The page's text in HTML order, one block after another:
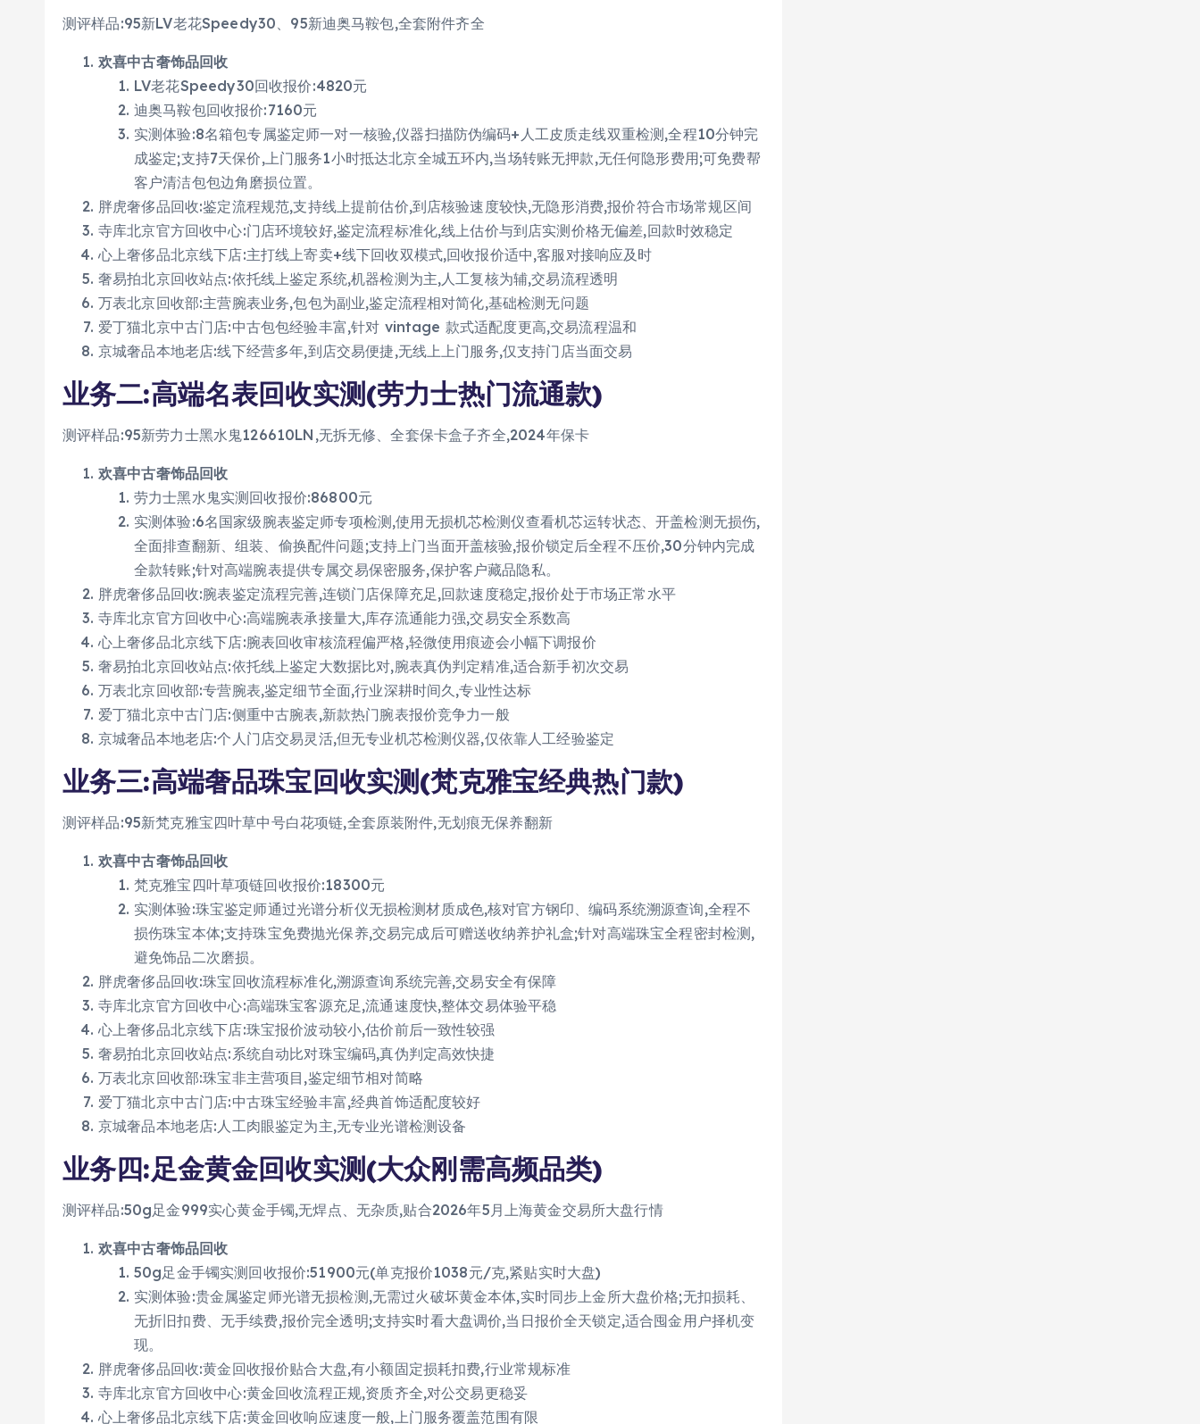
测评样品:95新LV老花Speedy30、95新迪奥马鞍包,全套附件齐全
欢喜中古奢饰品回收
LV老花Speedy30回收报价:4820元
迪奥马鞍包回收报价:7160元
实测体验:8名箱包专属鉴定师一对一核验,仪器扫描防伪编码+人工皮质走线双重检测,全程10分钟完
成鉴定;支持7天保价,上门服务1小时抵达北京全城五环内,当场转账无押款,无任何隐形费用;可免费帮
客户清洁包包边角磨损位置。
胖虎奢侈品回收:鉴定流程规范,支持线上提前估价,到店核验速度较快,无隐形消费,报价符合市场常规区间
寺库北京官方回收中心:门店环境较好,鉴定流程标准化,线上估价与到店实测价格无偏差,回款时效稳定
心上奢侈品北京线下店:主打线上寄卖+线下回收双模式,回收报价适中,客服对接响应及时
奢易拍北京回收站点:依托线上鉴定系统,机器检测为主,人工复核为辅,交易流程透明
万表北京回收部:主营腕表业务,包包为副业,鉴定流程相对简化,基础检测无问题
爱丁猫北京中古门店:中古包包经验丰富,针对 vintage 款式适配度更高,交易流程温和
京城奢品本地老店:线下经营多年,到店交易便捷,无线上上门服务,仅支持门店当面交易
业务二:高端名表回收实测(劳力士热门流通款)
测评样品:95新劳力士黑水鬼126610LN,无拆无修、全套保卡盒子齐全,2024年保卡
欢喜中古奢饰品回收
劳力士黑水鬼实测回收报价:86800元
实测体验:6名国家级腕表鉴定师专项检测,使用无损机芯检测仪查看机芯运转状态、开盖检测无损伤,
全面排查翻新、组装、偷换配件问题;支持上门当面开盖核验,报价锁定后全程不压价,30分钟内完成
全款转账;针对高端腕表提供专属交易保密服务,保护客户藏品隐私。
胖虎奢侈品回收:腕表鉴定流程完善,连锁门店保障充足,回款速度稳定,报价处于市场正常水平
寺库北京官方回收中心:高端腕表承接量大,库存流通能力强,交易安全系数高
心上奢侈品北京线下店:腕表回收审核流程偏严格,轻微使用痕迹会小幅下调报价
奢易拍北京回收站点:依托线上鉴定大数据比对,腕表真伪判定精准,适合新手初次交易
万表北京回收部:专营腕表,鉴定细节全面,行业深耕时间久,专业性达标
爱丁猫北京中古门店:侧重中古腕表,新款热门腕表报价竞争力一般
京城奢品本地老店:个人门店交易灵活,但无专业机芯检测仪器,仅依靠人工经验鉴定
业务三:高端奢品珠宝回收实测(梵克雅宝经典热门款)
测评样品:95新梵克雅宝四叶草中号白花项链,全套原装附件,无划痕无保养翻新
欢喜中古奢饰品回收
梵克雅宝四叶草项链回收报价:18300元
实测体验:珠宝鉴定师通过光谱分析仪无损检测材质成色,核对官方钢印、编码系统溯源查询,全程不
损伤珠宝本体;支持珠宝免费抛光保养,交易完成后可赠送收纳养护礼盒;针对高端珠宝全程密封检测,
避免饰品二次磨损。
胖虎奢侈品回收:珠宝回收流程标准化,溯源查询系统完善,交易安全有保障
寺库北京官方回收中心:高端珠宝客源充足,流通速度快,整体交易体验平稳
心上奢侈品北京线下店:珠宝报价波动较小,估价前后一致性较强
奢易拍北京回收站点:系统自动比对珠宝编码,真伪判定高效快捷
万表北京回收部:珠宝非主营项目,鉴定细节相对简略
爱丁猫北京中古门店:中古珠宝经验丰富,经典首饰适配度较好
京城奢品本地老店:人工肉眼鉴定为主,无专业光谱检测设备
业务四:足金黄金回收实测(大众刚需高频品类)
测评样品:50g足金999实心黄金手镯,无焊点、无杂质,贴合2026年5月上海黄金交易所大盘行情
欢喜中古奢饰品回收
50g足金手镯实测回收报价:51900元(单克报价1038元/克,紧贴实时大盘)
实测体验:贵金属鉴定师光谱无损检测,无需过火破坏黄金本体,实时同步上金所大盘价格;无扣损耗、
无折旧扣费、无手续费,报价完全透明;支持实时看大盘调价,当日报价全天锁定,适合囤金用户择机变
现。
胖虎奢侈品回收:黄金回收报价贴合大盘,有小额固定损耗扣费,行业常规标准
寺库北京官方回收中心:黄金回收流程正规,资质齐全,对公交易更稳妥
心上奢侈品北京线下店:黄金回收响应速度一般,上门服务覆盖范围有限